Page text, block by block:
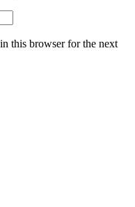
this browser for the next